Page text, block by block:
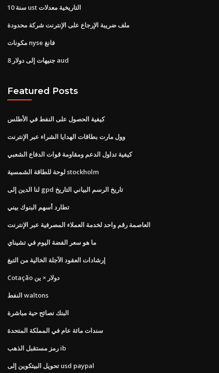
10 سنة ust التاريخية معدلات
ملف ضريبة الإرجاع على الإنترنت شركة محدودة
مكونات nyse فانغ
8 جنيهات إلى دولار aud
Featured Posts
كيفية الحصول على النفط في الأطلس
وول مارت بطاقات الهدايا الشراء عبر الإنترنت
كيفية تداول الدعم ومقاومة قوات الدفاع الشعبي
لوحة للطاقة الشمسية stockholm
لنا الدين إلى gpd تاريخ الرسم البياني التاريخ
تطارد أسهم البنوك بيني
العاصمة رقم واحد لخدمة العملاء المصرفية عبر الإنترنت
ما هو سعر الفضة اليوم في تشيناي
إرشادات العقود الآجلة الخالية من التبغ
Cotação دولار × ين
النفط waltons
البنك نصائح حية مباشرة
سندات مائة عام في المملكة المتحدة
رمز مستقبل الذهب ib
تحويل البيتكوين إلى usd paypal